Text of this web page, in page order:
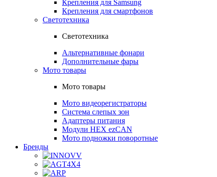
Крепления для Samsung
Крепления для смартфонов
Светотехника
Светотехника
Альтернативные фонари
Дополнительные фары
Мото товары
Мото товары
Мото видеорегистраторы
Система слепых зон
Адаптеры питания
Модули HEX ezCAN
Мото подножки поворотные
Бренды